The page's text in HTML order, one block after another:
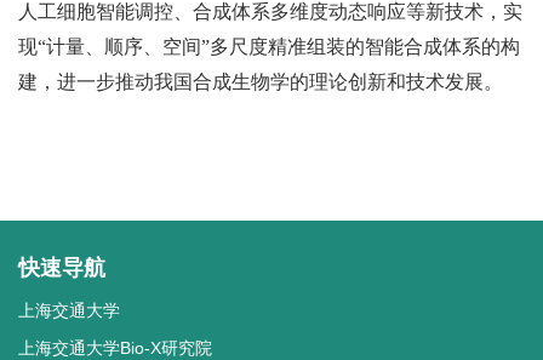
人工细胞智能调控、合成体系多维度动态响应等新技术，实
现“计量、顺序、空间”多尺度精准组装的智能合成体系的构
建，进一步推动我国合成生物学的理论创新和技术发展。
快速导航
上海交通大学
上海交通大学Bio-X研究院